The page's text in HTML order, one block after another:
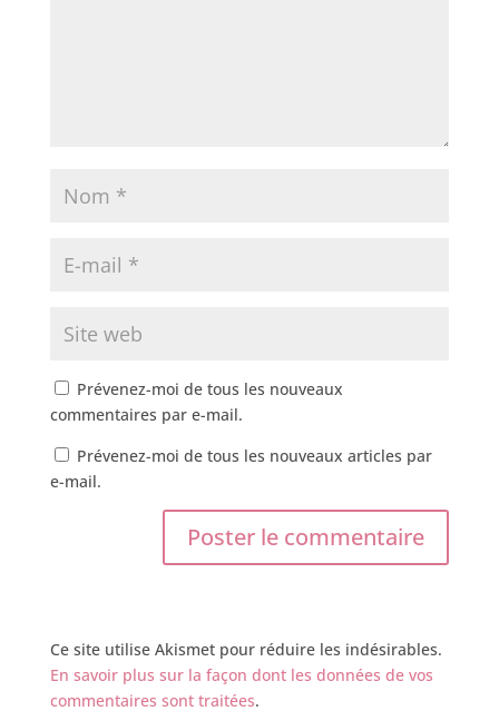
Prévenez-moi de tous les nouveaux
commentaires par e-mail.
Prévenez-moi de tous les nouveaux articles par
e-mail.
Ce site utilise Akismet pour réduire les indésirables.
En savoir plus sur la façon dont les données de vos
commentaires sont traitées.